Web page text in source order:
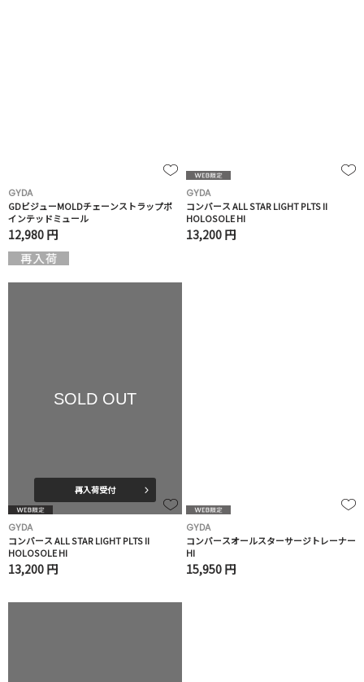
GYDA
GDビジューMOLDチェーンストラップポ
インテッドミュール
12,980 円
GYDA
コンバース ALL STAR LIGHT PLTS II
HOLOSOLE HI
13,200 円
SOLD OUT
再入荷受付
GYDA
コンバース ALL STAR LIGHT PLTS II
HOLOSOLE HI
13,200 円
GYDA
コンバースオールスターサージトレーナー
HI
15,950 円